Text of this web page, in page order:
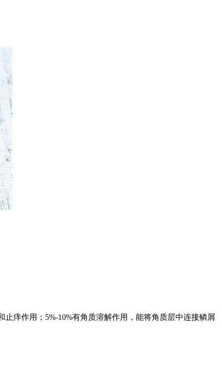
痒作用；5%-10%有角质溶解作用，能将角质层中连接鳞屑